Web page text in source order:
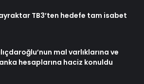
TB3’ten hedefe tam isabet
mal varlıklarına ve
hesaplarına haciz konuldu